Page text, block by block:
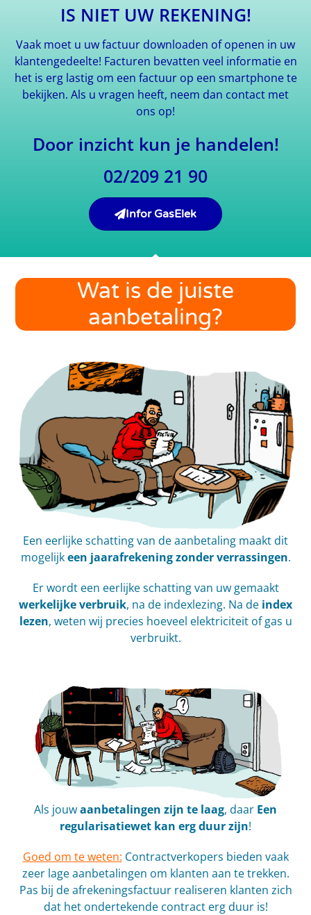
IS NIET UW REKENING!
Vaak moet u uw factuur downloaden of openen in uw
klantengedeelte! Facturen bevatten veel informatie en
het is erg lastig om een factuur op een smartphone te
bekijken. Als u vragen heeft, neem dan contact met
ons op!
Door inzicht kun je handelen!
02/209 21 90
Infor GasElek
Wat is de juiste
aanbetaling?
Een eerlijke schatting van de aanbetaling maakt dit
mogelijkeen jaarafrekening zonder verrassingen.
Er wordt een eerlijke schatting van uw gemaakt
werkelijke verbruik, na de indexlezing. Na de index
lezen, weten wij precies hoeveel elektriciteit of gas u
verbruikt.
Als jouwaanbetalingen zijn te laag, daar Een
regularisatiewet kan erg duur zijn!
Goed om te weten: Contractverkopers bieden vaak
zeer lage aanbetalingen om klanten aan te trekken.
Pas bij de afrekeningsfactuur realiseren klanten zich
dat het ondertekende contract erg duur is!